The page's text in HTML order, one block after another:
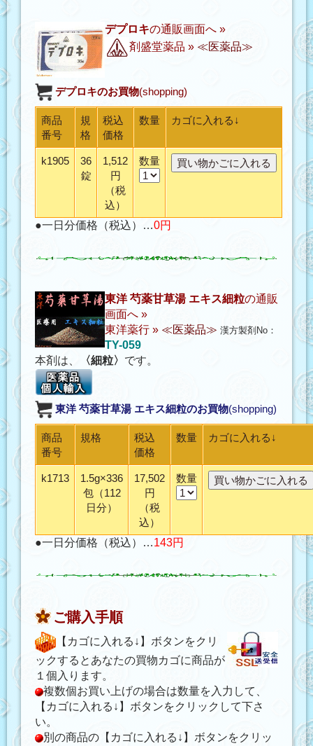
デプロキの通販画面へ »
剤盛堂薬品 » ≪医薬品≫
デプロキのお買物(shopping)
商品
番号
規
格
税込
価格
数量 カゴに入れる↓
k1905
36
錠
1,512
円
（税
込）
数量
●一日分価格（税込）…0円
東洋 芍薬甘草湯 エキス細粒の通販
画面へ »
東洋薬行 » ≪医薬品≫ 漢方製剤No：
TY-059
本剤は、
〈細粒〉 です。
東洋 芍薬甘草湯 エキス細粒のお買物(shopping)
商品
番号
規格
税込
価格
数量 カゴに入れる↓
k1713
1.5g×336
包（112
日分）
17,502
円
（税
込）
数量
●一日分価格（税込）…143円
ご購入手順
【カゴに入れる↓】ボタンをクリ
ックするとあなたの買物カゴに商品が
１個入ります。
複数個お買い上げの場合は数量を入力して、
【カゴに入れる↓】ボタンをクリックして下さ
い。
別の商品の【カゴに入れる↓】ボタンをクリッ